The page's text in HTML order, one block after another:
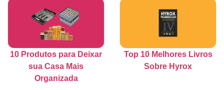
10 Produtos para Deixar
sua Casa Mais
Organizada
Top 10 Melhores Livros
Sobre Hyrox